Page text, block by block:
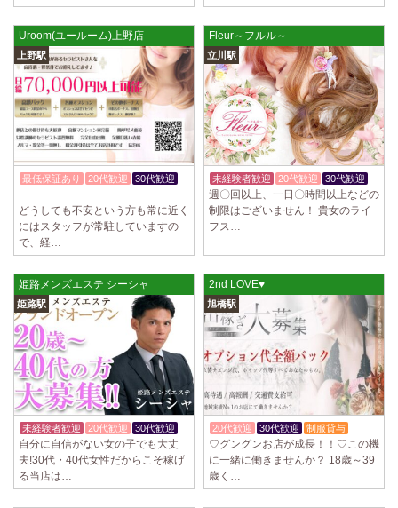
大人の隠れ家 恵比寿ルーム
初めまして、大人の隠れ家の女店長です。 当店では業界の闇である講習
時のセクハラを撲滅するために女店長または在籍セラピストが講…
2025/03/28[渋谷駅]
大人の隠れ家 渋谷ルーム
初めまして、大人の隠れ家の女店長です。 当店では業界の闇である講習
時のセクハラを撲滅するために女店長または在籍セラピストが講…
aroma Angel
セラピストさんを大募集しております 完全歩合で50%〜60%以上！！ 掛
け持ちOK、完全個室待機など嬉しい高待遇が盛りだくさんです♪ …
2025/03/28[東海学園前駅]
デビルキャット
24時間営業！自由シフトで好きな時間に働ける 未経験者歓迎♪個室待機
でゆっくり自分の好きな事ができます♪ 可愛い制服もご用意して…
Uroom(ユールーム)上野店
上野駅
最低保証あり 20代歓迎
30代歓迎
どうしても不安という方も常に近く
にはスタッフが常駐していますの
で、経…
Fleur～フルル～
立川駅
未経験者歓迎 20代歓迎 30代歓迎
週〇回以上、一日〇時間以上などの
制限はございません！ 貴女のライ
フス…
姫路メンズエステ シーシャ
姫路駅
未経験者歓迎 20代歓迎 30代歓迎
自分に自信がない女の子でも大丈
夫!30代・40代女性だからこそ稼げ
る当店は…
2nd LOVE♥
旭橋駅
20代歓迎 30代歓迎 制服貸与
♡グングンお店が成長！！♡この機
に一緒に働きませんか？ 18歳～39
歳く…